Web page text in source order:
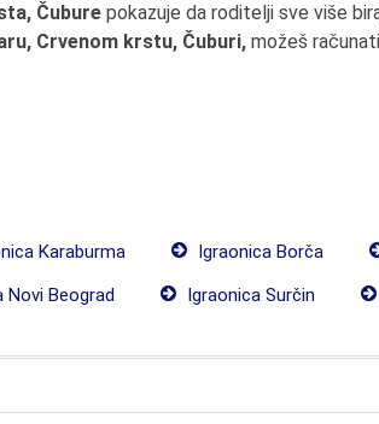
Čubure pokazuje da roditelji sve više
Crvenom krstu, Čuburi, možeš
Karaburma Igraonica Borča
Novi Beograd Igraonica Surčin